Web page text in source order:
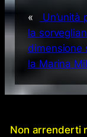
«
Un’unità
la
dimensione
la Marina
Non arrenderti